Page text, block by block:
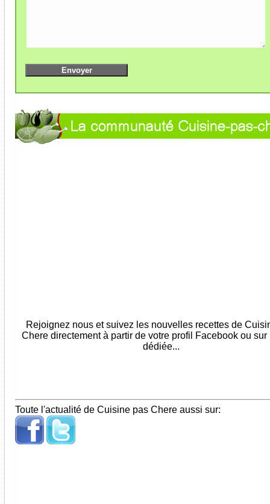
Rejoignez nous et suivez les nouvelles recettes de
Chere directement à partir de votre profil Facebook ou sur
dédiée...
Toute l'actualité de Cuisine pas Chere aussi sur: